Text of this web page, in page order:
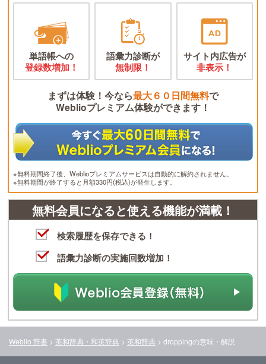
単語帳への
登録数増加！
語彙力診断が
無制限！
サイト内広告が
非表示！
まずは体験！今なら最大６０日間無料で
Weblioプレミアム体験ができます！
※無料期間終了後、Weblioプレミアムサービスは自動的に解約されません。
※無料期間が終了すると月額330円(税込)が発生します。
無料会員になると使える機能が満載！
検索履歴を保存できる！
語彙力診断の実施回数増加！
Weblio 辞書 > 英和辞典・和英辞典 > 英和辞典 > droppingの意味・解説